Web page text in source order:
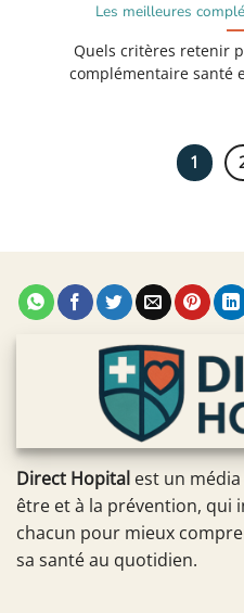
Les meilleures
Quels critères retenir
complémentaire santé
1
Direct Hopital est un
être et à la prévention, qui
chacun pour mieux
sa santé au quotidien.